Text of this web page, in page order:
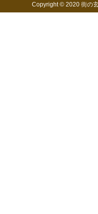
Copyright © 2020 街の